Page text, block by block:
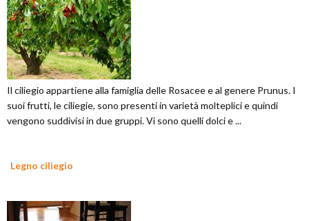
Il ciliegio appartiene alla famiglia delle Rosacee e al genere Prunus. I
suoi frutti, le ciliegie, sono presenti in varietà molteplici e quindi
vengono suddivisi in due gruppi. Vi sono quelli dolci e ...
Legno ciliegio